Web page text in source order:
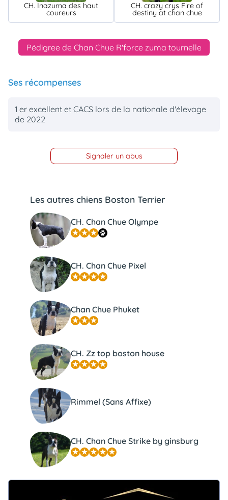
CH. Inazuma des haut
coureurs
CH. crazy crys Fire of
destiny at chan chue
Pédigree de Chan Chue R'force zuma tournelle
Ses récompenses
1 er excellent et CACS lors de la nationale d'élevage
de 2022
Signaler un abus
Les autres chiens Boston Terrier
CH. Chan Chue Olympe
CH. Chan Chue Pixel
Chan Chue Phuket
CH. Zz top boston house
Rimmel (Sans Affixe)
CH. Chan Chue Strike by ginsburg